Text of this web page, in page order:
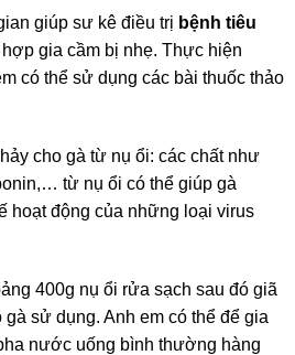
giúp sư kê điều trị bệnh tiêu
gia cầm bị nhẹ. Thực hiện
có thể sử dụng các bài thuốc thảo
cho gà từ nụ ổi: các chất như
từ nụ ổi có thể giúp gà
hoạt động của những loại virus
400g nụ ổi rửa sạch sau đó giã
sử dụng. Anh em có thể để gia
nước uống bình thường hàng